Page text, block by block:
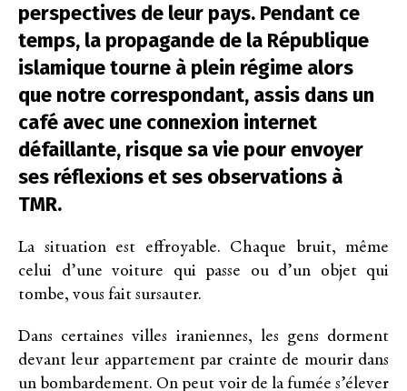
perspectives de leur pays. Pendant ce
temps, la propagande de la République
islamique tourne à plein régime alors
que notre correspondant, assis dans un
café avec une connexion internet
défaillante, risque sa vie pour envoyer
ses réflexions et ses observations à
TMR.
La situation est effroyable. Chaque bruit, même
celui d’une voiture qui passe ou d’un objet qui
tombe, vous fait sursauter.
Dans certaines villes iraniennes, les gens dorment
devant leur appartement par crainte de mourir dans
un bombardement. On peut voir de la fumée s’élever